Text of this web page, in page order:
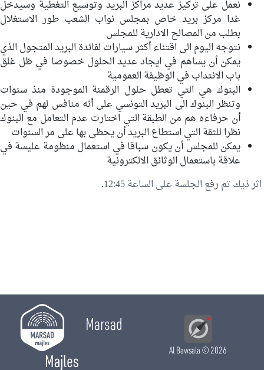
نعمل على تركيز عديد مراكز البريد وتوسيع التغطية وسيدخل
غدا مركز بريد خاص بمجلس نواب الشعب طور الاستغلال
بطلب من المصالح الادارية للمجلس
نتوجه اليوم الى اقتناء أكثر سيارات لفائدة البريد المتجول الذي
يمكن أن يساهم في ايجاد عديد الحلول خصوصا في ظل غلق
باب الانتداب في الوظيفة العمومية
البنوك هي التي تعطل حلول الرقمنة الموجودة منذ سنوات
وتنظر البنوك الى البريد التونسي على أنه منافس لهم في حين
أن حرفاءه هم من الطبقة التي اختارت عدم التعامل مع البنوك
نظرا للثقة التي استطاع البريد أن يحظى بها على مر السنوات
يمكن للمجلس أن يكون سباقا في استعمال منظومة عليسة في
علاقة باستعمال الوثائق الالكترونية
اثر ذيك تم رفع الجلسة على الساعة 12:45.
Marsad
Majles
Al Bawsala© 2026